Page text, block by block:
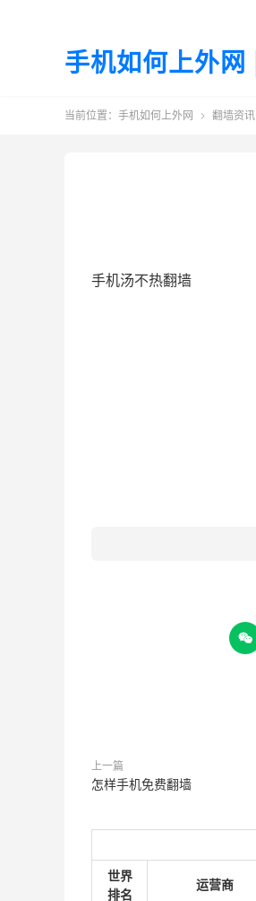
手机如何上外网
当前位置： 手机如何上外网  翻墙资讯
手机汤不热翻墙

上一篇
怎样手机免费翻墙
世界
排名
运营商